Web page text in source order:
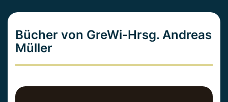
Bücher von GreWi-Hrsg. Andreas
Müller